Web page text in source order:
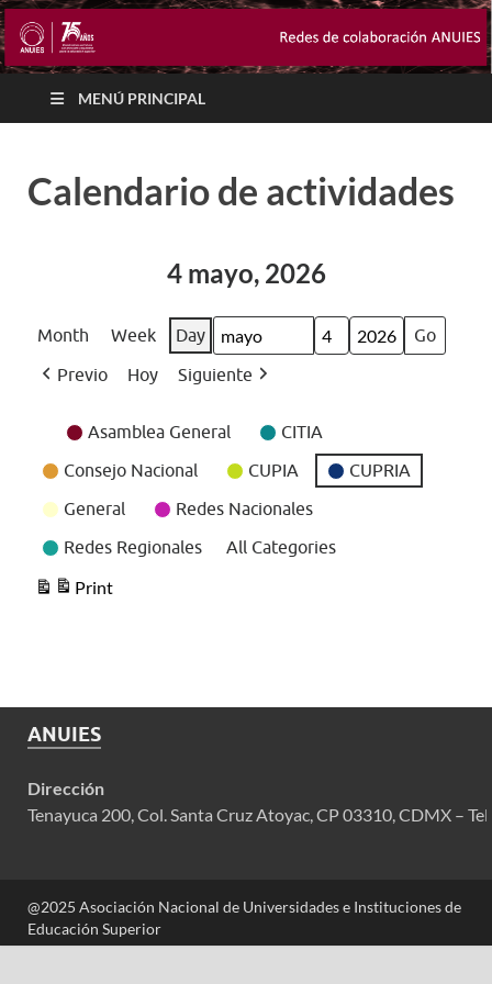
MENÚ PRINCIPAL
Calendario de actividades
4 mayo, 2026
Month Week Day
Month
Day
Year
Previo Hoy Siguiente
Event
Asamblea General
CITIA
Consejo Nacional
CUPIA
CUPRIA
General
Redes Nacionales
Redes Regionales
All Categories
Print
View
ANUIES
Dirección
Tenayuca 200, Col. Santa Cruz Atoyac, CP 03310, CDMX –
@2025 Asociación Nacional de Universidades e Instituciones de
Educación Superior